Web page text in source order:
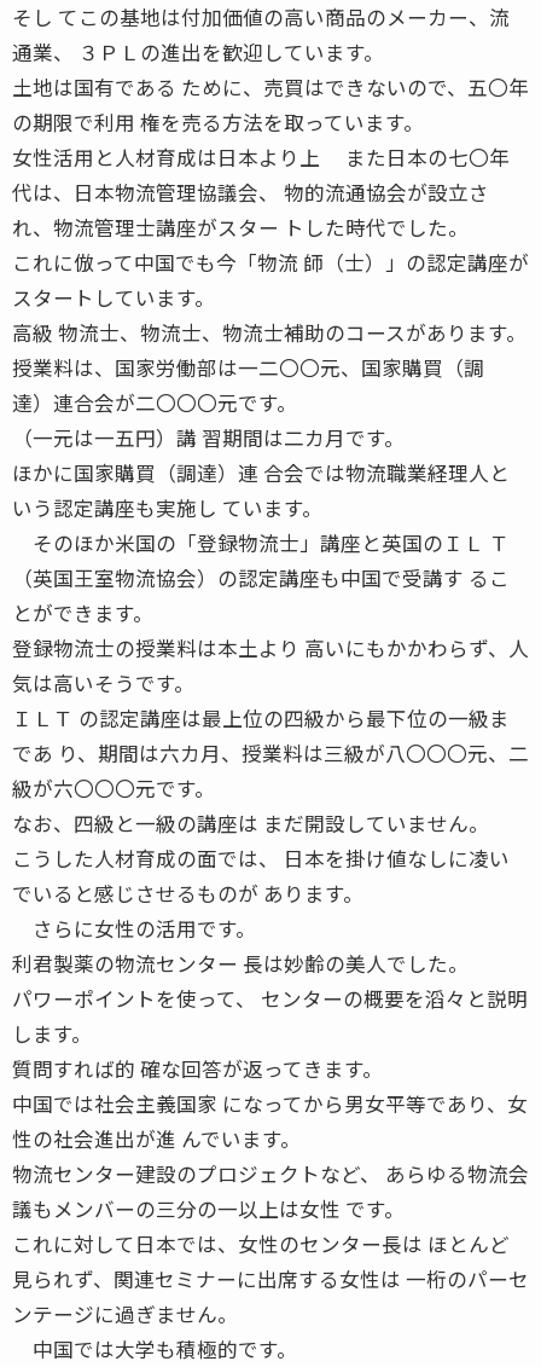
そし てこの基地は付加価値の高い商品のメーカー、流
通業、 ３ＰＬの進出を歓迎しています。
土地は国有である ために、売買はできないので、五〇年
の期限で利用 権を売る方法を取っています。
女性活用と人材育成は日本より上 また日本の七〇年
代は、日本物流管理協議会、 物的流通協会が設立さ
れ、物流管理士講座がスター トした時代でした。
これに倣って中国でも今「物流 師（士）」の認定講座が
スタートしています。
高級 物流士、物流士、物流士補助のコースがあります。
授業料は、国家労働部は一二〇〇元、国家購買（調
達）連合会が二〇〇〇元です。
（一元は一五円）講 習期間は二カ月です。
ほかに国家購買（調達）連 合会では物流職業経理人と
いう認定講座も実施し ています。
そのほか米国の「登録物流士」講座と英国のＩＬ Ｔ
（英国王室物流協会）の認定講座も中国で受講す るこ
とができます。
登録物流士の授業料は本土より 高いにもかかわらず、人
気は高いそうです。
ＩＬＴ の認定講座は最上位の四級から最下位の一級ま
であ り、期間は六カ月、授業料は三級が八〇〇〇元、二
級が六〇〇〇元です。
なお、四級と一級の講座は まだ開設していません。
こうした人材育成の面では、 日本を掛け値なしに凌い
でいると感じさせるものが あります。
さらに女性の活用です。
利君製薬の物流センター 長は妙齢の美人でした。
パワーポイントを使って、 センターの概要を滔々と説明
します。
質問すれば的 確な回答が返ってきます。
中国では社会主義国家 になってから男女平等であり、女
性の社会進出が進 んでいます。
物流センター建設のプロジェクトなど、 あらゆる物流会
議もメンバーの三分の一以上は女性 です。
これに対して日本では、女性のセンター長は ほとんど
見られず、関連セミナーに出席する女性は 一桁のパーセ
ンテージに過ぎません。
中国では大学も積極的です。